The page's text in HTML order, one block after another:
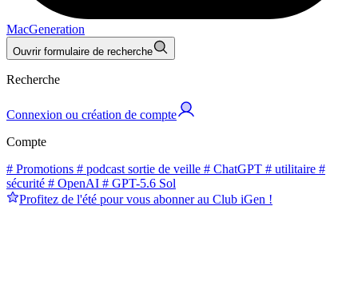
MacGeneration
Ouvrir formulaire de recherche
Recherche
Connexion ou création de compte
Compte
# Promotions # podcast sortie de veille # ChatGPT # utilitaire #
sécurité # OpenAI # GPT-5.6 Sol
Profitez de l'été pour vous abonner au Club iGen !